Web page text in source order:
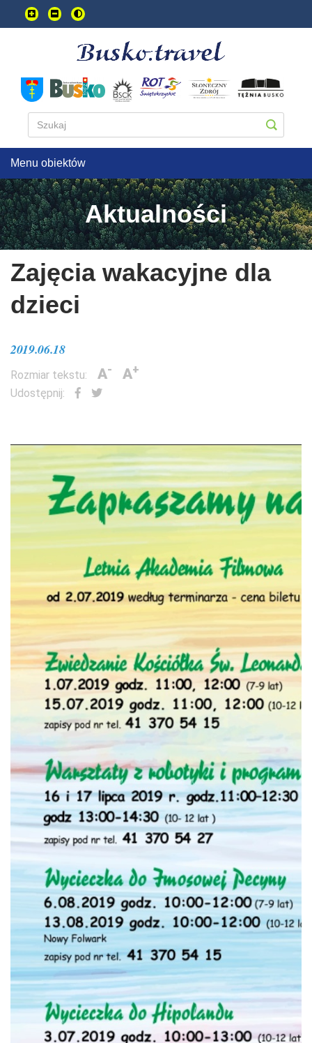
Przejdź
do
głownej
Menu obiektów
Aktualności
Zajęcia wakacyjne dla
dzieci
2019.06.18
Rozmiar tekstu: A- A+
Udostępnij: